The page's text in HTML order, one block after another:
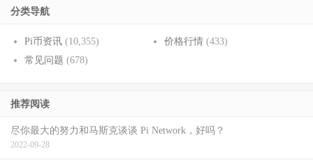
分类导航
Pi币资讯 (10,355) 价格行情(433)
常见问题 (678)
推荐阅读
尽你最大的努力和马斯克谈谈 Pi Network，好吗？
2022-09-28